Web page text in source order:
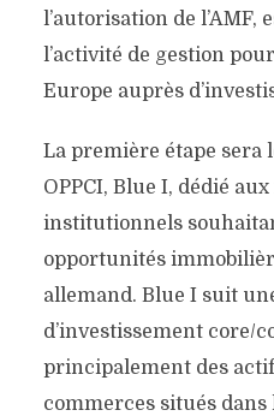
l’autorisation de l’AMF,
l’activité de gestion
Europe auprès
La première étape sera
OPPCI, Blue I, dédié
institutionnels
opportunités
allemand. Blue I suit
d’investissement core/
principalement des
commerces situés